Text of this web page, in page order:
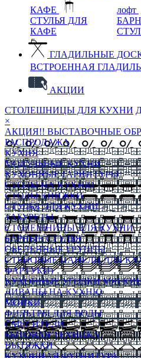
КАФЕ
СТУЛЬЯ ДЛЯ
КАФЕ
лофт
ГЛАДИЛЬНЫЕ
ВСТРОЕННАЯ
АКЦИИ
СТОЛЕШНИЦЫ ДЛЯ КУХНИ
×
АКЦИЯ!! ВЫСТАВОЧНЫЕ
РАСПРОДАЖА
КУХНЯ
МОДУЛЬНЫЕ КУХНИ
КУХОННЫЕ ГАРНИТУРЫ
СТОЛЫ НА КУХНЮ
СТОЛЫ КНИЖКИ
СТУЛЬЯ ДЛЯ КУХНИ
ТАБУРЕТЫ
СТОЛЕШНИЦЫ ДЛЯ КУХНИ
БАРНЫЕ СТУЛЬЯ
ОБЕДЕННЫЕ ГРУППЫ
СТЕНОВЫЕ ПАНЕЛИ ДЛЯ
ФАРТУКИ)
КУХОННЫЕ УГОЛКИ
ДИВАНЫ НА КУХНЮ
МОЙКИ
ФИЛЬТРЫ ДЛЯ ВОДЫ
СМЕСИТЕЛИ
БЫТОВАЯ ТЕХНИКА
ВЫТЯЖКИ